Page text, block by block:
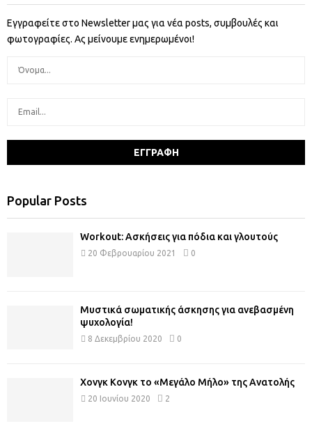
Εγγραφείτε στο Newsletter μας για νέα posts, συμβουλές και
φωτογραφίες. Ας μείνουμε ενημερωμένοι!
Popular Posts
Workout: Ασκήσεις για πόδια και γλουτούς
20 Φεβρουαρίου 2021 0
Μυστικά σωματικής άσκησης για ανεβασμένη
ψυχολογία!
8 Δεκεμβρίου 2020 0
Χονγκ Κονγκ το «Μεγάλο Μήλο» της Ανατολής
20 Ιουνίου 2020 2